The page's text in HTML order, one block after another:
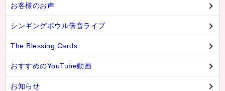
お客様のお声
シンギングボウル倍音ライブ
The Blessing Cards
おすすめのYouTube動画
お知らせ